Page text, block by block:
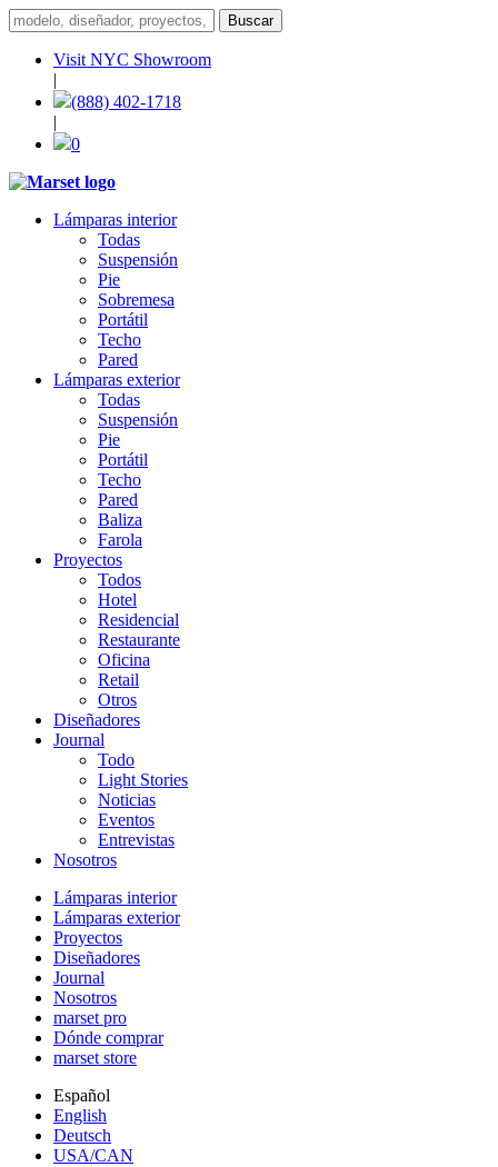
Visit NYC Showroom
|
(888) 402-1718
|
0
Lámparas interior
Todas
Suspensión
Pie
Sobremesa
Portátil
Techo
Pared
Lámparas exterior
Todas
Suspensión
Pie
Portátil
Techo
Pared
Baliza
Farola
Proyectos
Todos
Hotel
Residencial
Restaurante
Oficina
Retail
Otros
Diseñadores
Journal
Todo
Light Stories
Noticias
Eventos
Entrevistas
Nosotros
Lámparas interior
Lámparas exterior
Proyectos
Diseñadores
Journal
Nosotros
marset pro
Dónde comprar
marset store
Español
English
Deutsch
USA/CAN